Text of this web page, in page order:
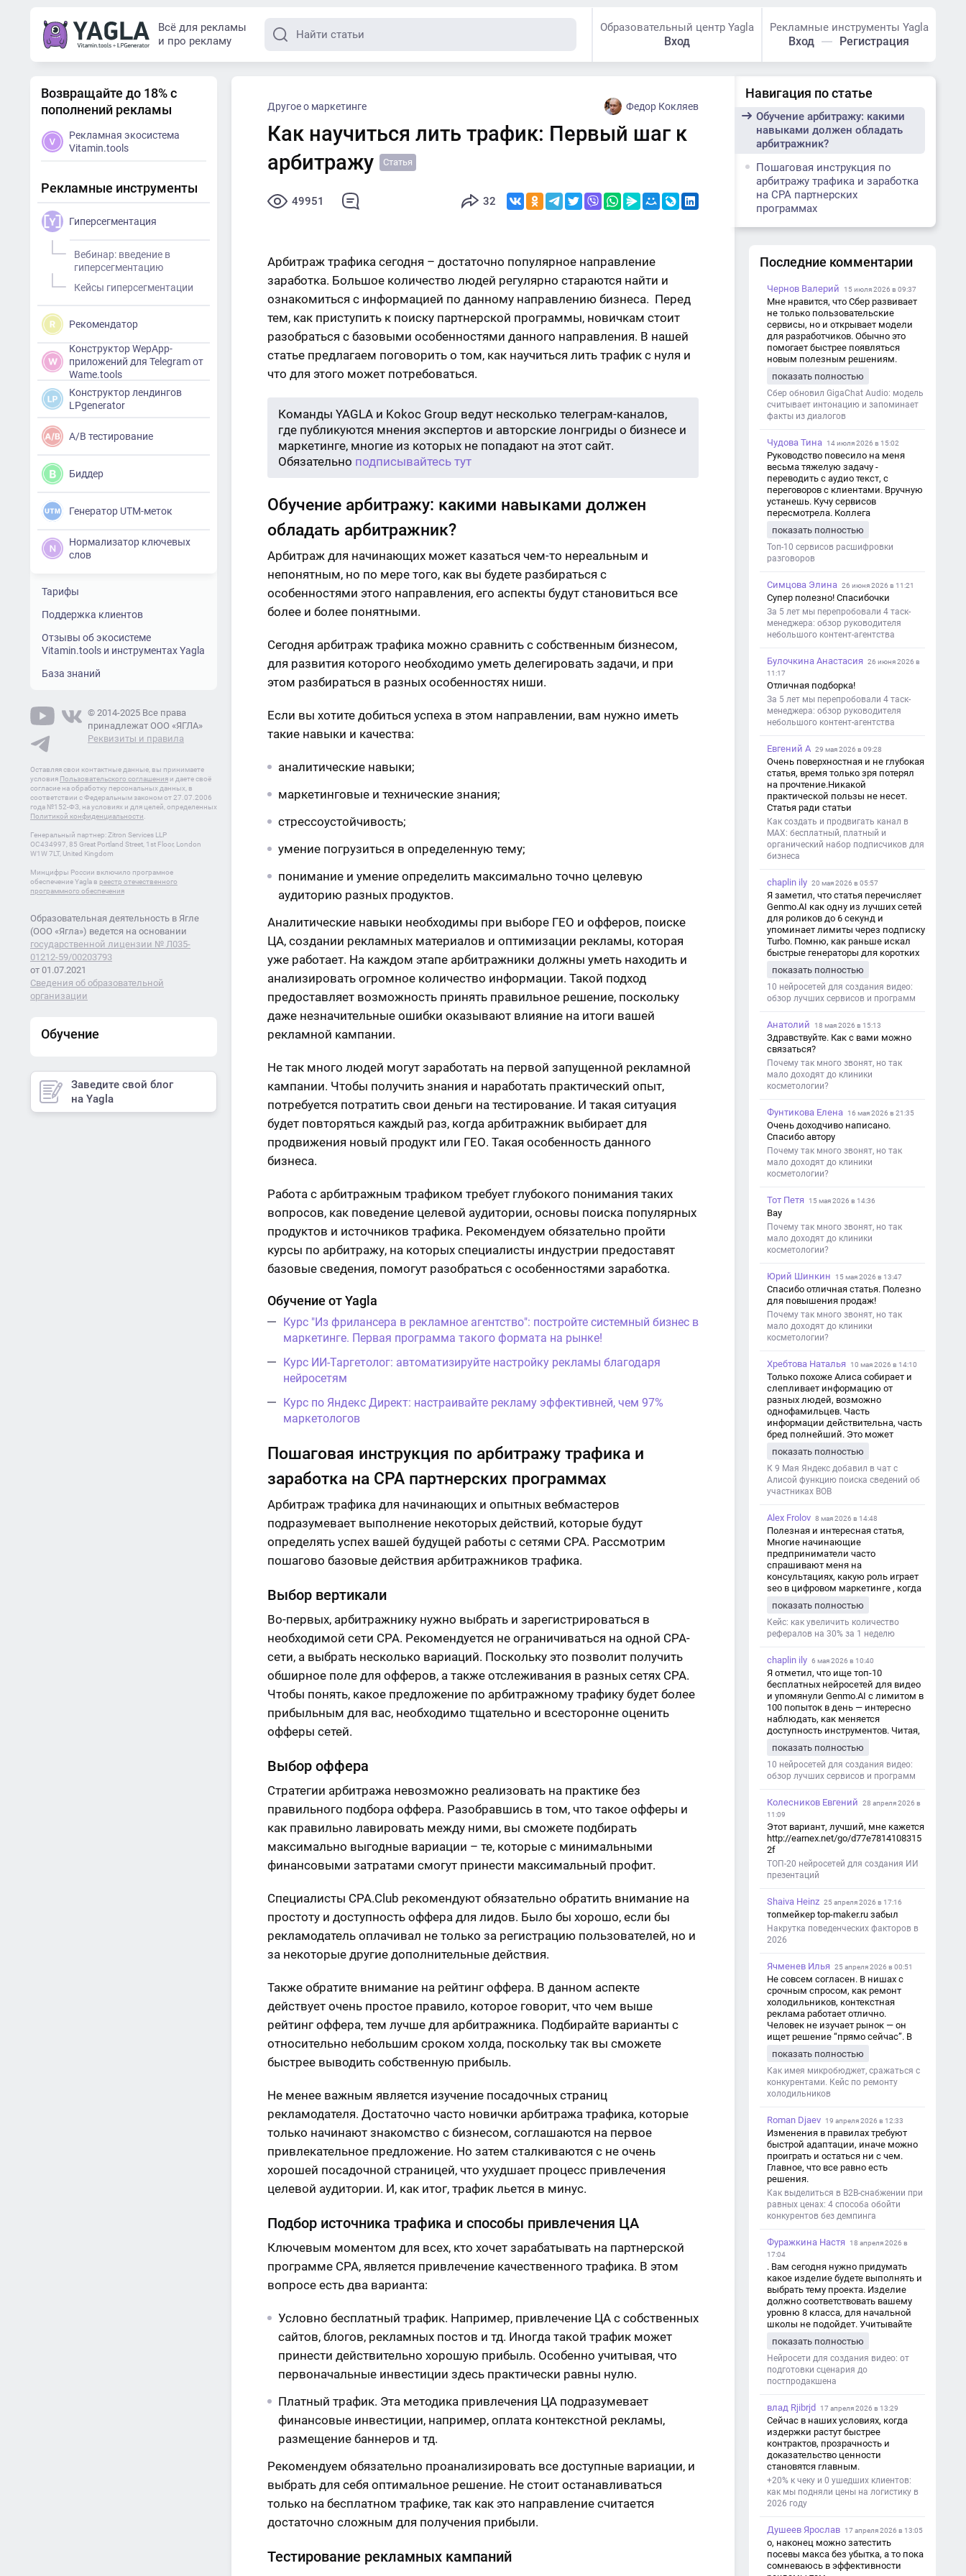
Всё для рекламы
и про рекламу
Образовательный центр Yagla
Вход
Рекламные инструменты Yagla
Вход Регистрация
Навигация по статье
Обучение арбитражу: какими
навыками должен обладать
арбитражник?
Пошаговая инструкция по
арбитражу трафика и заработка
на СРА партнерских
программах
Другое о маркетинге Федор Кокляев
Как научиться лить трафик: Первый шаг к
арбитражу
Статья
49951 32
Арбитраж трафика сегодня – достаточно популярное направление
заработка. Большое количество людей регулярно стараются найти и
ознакомиться с информацией по данному направлению бизнеса. Перед
тем, как приступить к поиску партнерской программы, новичкам стоит
разобраться с базовыми особенностями данного направления. В нашей
статье предлагаем поговорить о том, как научиться лить трафик с нуля и
что для этого может потребоваться.
Команды YAGLA и Kokoc Group ведут несколько телеграм-каналов,
где публикуются мнения экспертов и авторские лонгриды о бизнесе и
маркетинге, многие из которых не попадают на этот сайт.
Обязательно подписывайтесь тут
Обучение арбитражу: какими навыками должен
обладать арбитражник?
Арбитраж для начинающих может казаться чем-то нереальным и
непонятным, но по мере того, как вы будете разбираться с
особенностями этого направления, его аспекты будут становиться все
более и более понятными.
Сегодня арбитраж трафика можно сравнить с собственным бизнесом,
для развития которого необходимо уметь делегировать задачи, и при
этом разбираться в разных особенностях ниши.
Если вы хотите добиться успеха в этом направлении, вам нужно иметь
такие навыки и качества:
аналитические навыки;
маркетинговые и технические знания;
стрессоустойчивость;
умение погрузиться в определенную тему;
понимание и умение определить максимально точно целевую
аудиторию разных продуктов.
Аналитические навыки необходимы при выборе ГЕО и офферов, поиске
ЦА, создании рекламных материалов и оптимизации рекламы, которая
уже работает. На каждом этапе арбитражники должны уметь находить и
анализировать огромное количество информации. Такой подход
предоставляет возможность принять правильное решение, поскольку
даже незначительные ошибки оказывают влияние на итоги вашей
рекламной кампании.
Не так много людей могут заработать на первой запущенной рекламной
кампании. Чтобы получить знания и наработать практический опыт,
потребуется потратить свои деньги на тестирование. И такая ситуация
будет повторяться каждый раз, когда арбитражник выбирает для
продвижения новый продукт или ГЕО. Такая особенность данного
бизнеса.
Работа с арбитражным трафиком требует глубокого понимания таких
вопросов, как поведение целевой аудитории, основы поиска популярных
продуктов и источников трафика. Рекомендуем обязательно пройти
курсы по арбитражу, на которых специалисты индустрии предоставят
базовые сведения, помогут разобраться с особенностями заработка.
Обучение от Yagla
Курс "Из фрилансера в рекламное агентство": постройте системный бизнес в
маркетинге. Первая программа такого формата на рынке!
Курс ИИ-Таргетолог: автоматизируйте настройку рекламы благодаря
нейросетям
Курс по Яндекс Директ: настраивайте рекламу эффективней, чем 97%
маркетологов
Пошаговая инструкция по арбитражу трафика и
заработка на СРА партнерских программах
Арбитраж трафика для начинающих и опытных вебмастеров
подразумевает выполнение некоторых действий, которые будут
определять успех вашей будущей работы с сетями CPA. Рассмотрим
пошагово базовые действия арбитражников трафика.
Выбор вертикали
Во-первых, арбитражнику нужно выбрать и зарегистрироваться в
необходимой сети CPA. Рекомендуется не ограничиваться на одной СРА-
сети, а выбрать несколько вариаций. Поскольку это позволит получить
обширное поле для офферов, а также отслеживания в разных сетях СРА.
Чтобы понять, какое предложение по арбитражному трафику будет более
прибыльным для вас, необходимо тщательно и всесторонне оценить
офферы сетей.
Выбор оффера
Стратегии арбитража невозможно реализовать на практике без
правильного подбора оффера. Разобравшись в том, что такое офферы и
как правильно лавировать между ними, вы сможете подбирать
максимально выгодные вариации – те, которые с минимальными
финансовыми затратами смогут принести максимальный профит.
Специалисты CPA.Club рекомендуют обязательно обратить внимание на
простоту и доступность оффера для лидов. Было бы хорошо, если бы
рекламодатель оплачивал не только за регистрацию пользователей, но и
за некоторые другие дополнительные действия.
Также обратите внимание на рейтинг оффера. В данном аспекте
действует очень простое правило, которое говорит, что чем выше
рейтинг оффера, тем лучше для арбитражника. Подбирайте варианты с
относительно небольшим сроком холда, поскольку так вы сможете
быстрее выводить собственную прибыль.
Не менее важным является изучение посадочных страниц
рекламодателя. Достаточно часто новички арбитража трафика, которые
только начинают знакомство с бизнесом, соглашаются на первое
привлекательное предложение. Но затем сталкиваются с не очень
хорошей посадочной страницей, что ухудшает процесс привлечения
целевой аудитории. И, как итог, трафик льется в минус.
Подбор источника трафика и способы привлечения ЦА
Ключевым моментом для всех, кто хочет зарабатывать на партнерской
программе CPA, является привлечение качественного трафика. В этом
вопросе есть два варианта:
Условно бесплатный трафик. Например, привлечение ЦА с собственных
сайтов, блогов, рекламных постов и тд. Иногда такой трафик может
принести действительно хорошую прибыль. Особенно учитывая, что
первоначальные инвестиции здесь практически равны нулю.
Платный трафик. Эта методика привлечения ЦА подразумевает
финансовые инвестиции, например, оплата контекстной рекламы,
размещение баннеров и тд.
Рекомендуем обязательно проанализировать все доступные вариации, и
выбрать для себя оптимальное решение. Не стоит останавливаться
только на бесплатном трафике, так как это направление считается
достаточно сложным для получения прибыли.
Тестирование рекламных кампаний
Возвращайте до 18% с
пополнений рекламы
Рекламная экосистема
Vitamin.tools
Рекламные инструменты
Гиперсегментация
Вебинар: введение в
гиперсегментацию
Кейсы гиперсегментации
Рекомендатор
Конструктор WepApp-
приложений для Telegram от
Wame.tools
Конструктор лендингов
LPgenerator
A/B тестирование
Биддер
Генератор UTM-меток
Нормализатор ключевых
слов
Тарифы
Поддержка клиентов
Отзывы об экосистеме
Vitamin.tools и инструментах Yagla
База знаний
© 2014-2025 Все права
принадлежат ООО «ЯГЛА»
Реквизиты и правила
Оставляя свои контактные данные, вы принимаете
условия Пользовательского соглашения и даете своё
согласие на обработку персональных данных, в
соответствии с Федеральным законом от 27.07.2006
года №152-ФЗ, на условиях и для целей, определенных
Политикой конфиденциальности
Генеральный партнер: Zitron Services LLP
OC434997, 85 Great Portland Street, 1st Floor, London
W1W 7LT, United Kingdom
Минцифры России включило програмное
обеспечение Yagla в реестр отечественного
программного обеспечения
Образовательная деятельность в Ягле
(ООО «Ягла») ведется на основании
государственной лицензии № Л035-
01212-59/00203793
от 01.07.2021
Сведения об образовательной
организации
Обучение
Заведите свой блог
на Yagla
Последние комментарии
Чернов Валерий 15 июля 2026 в 09:37
Мне нравится, что Сбер развивает
не только пользовательские
сервисы, но и открывает модели
для разработчиков. Обычно это
помогает быстрее появляться
новым полезным решениям.
показать полностью
Сбер обновил GigaChat Audio: модель
считывает интонацию и запоминает
факты из диалогов
Чудова Тина 14 июля 2026 в 15:02
Руководство повесило на меня
весьма тяжелую задачу -
переводить с аудио текст, с
переговоров с клиентами. Вручную
устанешь. Кучу сервисов
пересмотрела. Коллега
хорошо переводит. Мало
редактировать по итогу. Советую.
показать полностью
Топ-10 сервисов расшифровки
разговоров
Симцова Элина 26 июня 2026 в 11:21
Супер полезно! Спасибочки
За 5 лет мы перепробовали 4 таск-
менеджера: обзор руководителя
небольшого контент-агентства
Булочкина Анастасия
26 июня 2026 в
11:17
Отличная подборка!
За 5 лет мы перепробовали 4 таск-
менеджера: обзор руководителя
небольшого контент-агентства
Евгений А 29 мая 2026 в 09:28
Очень поверхностная и не глубокая
статья, время только зря потерял
на прочтение.Никакой
практической пользы не несет.
Статья ради статьи
Как создать и продвигать канал в
MAX: бесплатный, платный и
органический набор подписчиков для
бизнеса
chaplin ily 20 мая 2026 в 05:57
Я заметил, что статья перечисляет
Genmo.AI как одну из лучших сетей
для роликов до 6 секунд и
упоминает лимиты через подписку
Turbo. Помню, как раньше искал
быстрые генераторы для коротких
такой обзор именно с акцентом на
ограничения и подпись. Image V2
показать полностью
10 нейросетей для создания видео:
обзор лучших сервисов и программ
Анатолий 18 мая 2026 в 15:13
Здравствуйте. Как с вами можно
связаться?
Почему так много звонят, но так
мало доходят до клиники
косметологии?
Фунтикова Елена 16 мая 2026 в 21:35
Очень доходчиво написано.
Спасибо автору
Почему так много звонят, но так
мало доходят до клиники
косметологии?
Тот Петя 15 мая 2026 в 14:36
Вау
Почему так много звонят, но так
мало доходят до клиники
косметологии?
Юрий Шинкин 15 мая 2026 в 13:47
Спасибо отличная статья. Полезно
для повышения продаж!
Почему так много звонят, но так
мало доходят до клиники
косметологии?
Хребтова Наталья 10 мая 2026 в 14:10
Только похоже Алиса собирает и
слепливает информацию от
разных людей, возможно
однофамильцев. Часть
информации действительна, часть
бред полнейший. Это может
дезинформации
показать полностью
К 9 Мая Яндекс добавил в чат с
Алисой функцию поиска сведений об
участниках ВОВ
Alex Frolov 8 мая 2026 в 14:48
Полезная и интересная статья,
Многие начинающие
предприниматели часто
спрашивают меня на
консультациях, какую роль играет
seo в цифровом маркетинге , когда
обсуждаем их проект:
https://aseotop.com/kakuyu-rol-igraet-
seo-v-czifrovom-marketinge/
показать полностью
Кейс: как увеличить количество
рефералов на 30% за 1 неделю
chaplin ily 6 мая 2026 в 10:40
Я отметил, что ище топ-10
бесплатных нейросетей для видео
и упомянули Genmo.AI с лимитом в
100 попыток в день — интересно
наблюдать, как меняется
доступность инструментов. Читая,
с короткими клипами в телеграм-
каналах YAGLA и Kokoc Group. Flux 2
показать полностью
10 нейросетей для создания видео:
обзор лучших сервисов и программ
Колесников Евгений
28 апреля 2026 в
11:09
Этот вариант, лучший, мне кажется
http://earnex.net/go/d77e7814108315
2f
ТОП-20 нейросетей для создания ИИ
презентаций
Shaiva Heinz 25 апреля 2026 в 17:16
топмейкер top-maker.ru забыл
Накрутка поведенческих факторов в
2026
Ячменев Илья 25 апреля 2026 в 00:51
Не совсем согласен. В нишах с
срочным спросом, как ремонт
холодильников, контекстная
реклама работает отлично.
Человек не изучает рынок — он
ищет решение “прямо сейчас”. В
и ловит самый горячий трафик,
тогда как SEO в таких задачах
просто не успевает.
показать полностью
Как имея микробюджет, сражаться с
конкурентами. Кейс по ремонту
холодильников
Roman Djaev 19 апреля 2026 в 12:33
Изменения в правилах требуют
быстрой адаптации, иначе можно
проиграть и остаться ни с чем.
Главное, что все равно есть
решения.
Как выделиться в B2B-снабжении при
равных ценах: 4 способа обойти
конкурентов без демпинга
Фуражкина Настя
18 апреля 2026 в
17:04
. Вам сегодня нужно придумать
какое изделие будете выполнять и
выбрать тему проекта. Изделие
должно соответствовать вашему
уровню 8 класса, для начальной
школы не подойдет. Учитывайте
уровня работы. Структура проекта 1.
Титульный лист - Название школы.
- Тип работы: «Проектная работа». -
Тема проекта. - Кто выполнил:
должность учителя. - Город, год. 2.
Введение - Актуальность темы
(почему это важно). - Цель и
задачи проекта. - Объект и предмет
исследования. - Методы работы. 3.
Основная часть - Теоретическая
основные понятия. - Практическая
глава: что сделано (исследование,
опрос, создание изделия и т. д.). -
Заключение - Краткие выводы по
проекту. - Достигнута ли цель. -
Практическая значимость работы.
5. Список литературы Перечень
показать полностью
Нейросети для создания видео: от
подготовки сценария до
постпродакшена
влад Rjibrjd 17 апреля 2026 в 13:29
Сейчас в наших условиях, когда
издержки растут быстрее
контрактов, прозрачность и
доказательство ценности
становятся главным.
+20% к чеку и 0 ушедших клиентов:
как мы подняли цены на логистику в
2026 году
Душеев Ярослав 17 апреля 2026 в 13:05
о, наконец можно затестить
посевы макса без убытка, а то пока
сомневаюсь в эффективности